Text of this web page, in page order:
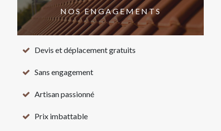
NOS ENGAGEMENTS
Devis et déplacement gratuits
Sans engagement
Artisan passionné
Prix imbattable